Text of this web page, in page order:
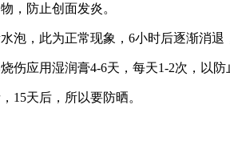
，防止创面发炎。
泡，此为正常现象，6小时后逐渐消
伤应用湿润膏4-6天，每天1-2次，以防
15天后，所以要防晒。